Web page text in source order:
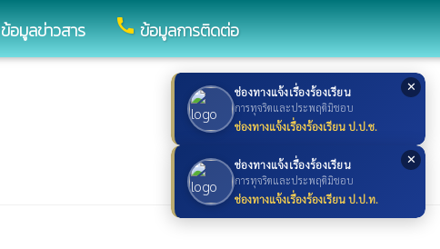
✕
ช่องทางแจ้งเรื่องร้องเรียน
การทุจริตและประพฤติมิชอบ
ช่องทางแจ้งเรื่องร้องเรียน ป.ป.ช.
✕
ช่องทางแจ้งเรื่องร้องเรียน
การทุจริตและประพฤติมิชอบ
ช่องทางแจ้งเรื่องร้องเรียน ป.ป.ท.
ข้อมูลข่าวสาร callข้อมูลการติดต่อ